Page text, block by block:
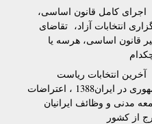
اجرای کامل قانون اساسی،
انتخابات آزاد، تقاضای
قانون اساسی، هرسه یا
آخرین انتخابات ریاست
جمهوری در ایران1388 ، اعتراضات
مدنی و وظائف ایرانیان
از کشور